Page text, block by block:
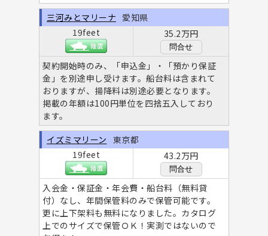
19feet 35.2万円
問合せ
契約開始時のみ、「申込金」・「預かり保証
金」を別途申し受けます。船台料は含まれて
おりますが、揚降料は別途必要となります。
掲載の年額は100円単位を四捨五入しており
ます。
三河みとマリーナ 愛知県
19feet 43.2万円
問合せ
入会金・保証金・年会費・船台料（無料貸
付）なし、年間保管料のみで保管可能です。
更に上下架料も無料になりました。カタログ
上でのサイズで保管ＯＫ！実測ではないので
イズミマリーン 東京都